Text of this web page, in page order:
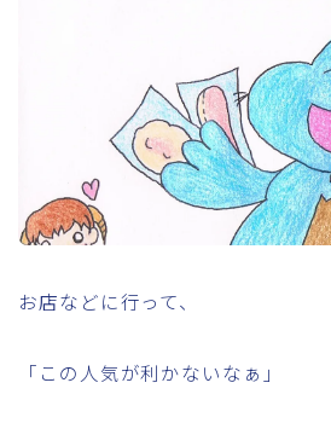
お店などに行って、
「この人気が利かないなぁ」